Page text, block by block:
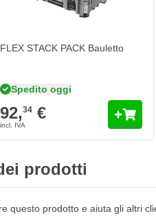
FLEX STACK PACK Bauletto
Spedito oggi
92,34€
prodotti
questo prodotto e aiuta gli altri